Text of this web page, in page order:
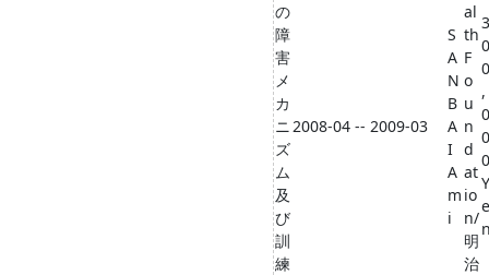
の
障
害
メ
カ
ニ
ズ
ム
及
び
訓
練
2008-04 -- 2009-03
S
A
N
B
A
I
A
m
i
al
th
F
o
u
n
d
at
io
n/
明
治
3
0
0
,
0
0
0
Y
e